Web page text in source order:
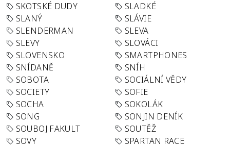
SKOTSKÉ DUDY
SLADKÉ
SLANÝ
SLÁVIE
SLENDERMAN
SLEVA
SLEVY
SLOVÁCI
SLOVENSKO
SMARTPHONES
SNÍDANĚ
SNÍH
SOBOTA
SOCIÁLNÍ VĚDY
SOCIETY
SOFIE
SOCHA
SOKOLÁK
SONG
SONJIN DENÍK
SOUBOJ FAKULT
SOUTĚŽ
SOVY
SPARTAN RACE